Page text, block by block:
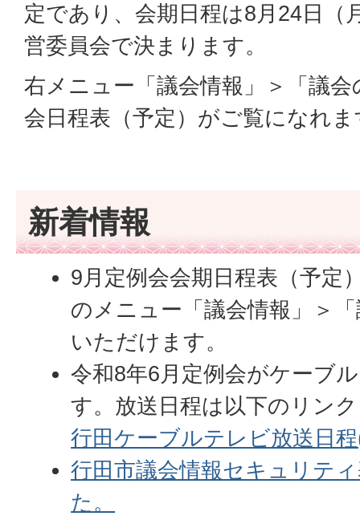
定であり、会期日程は8月24日（
営委員会で決まります。
右メニュー「議会情報」＞「議
会日程表（予定）がご覧になれま
新着情報
9月定例会会期日程表（予定
のメニュー「議会情報」＞
いただけます。
令和8年6月定例会がケーブ
す。放送日程は以下のリン
行田ケーブルテレビ放送日
行田市議会情報セキュリテ
た。